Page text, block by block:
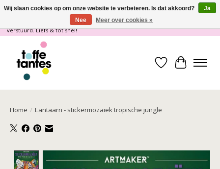
Wij gaan op vakantie! vanaf 4 juli t/m 21 juli worden er geen pakketjes
verstuurd. Liefs & tot snel!
Verlanglijst
Home / Lantaarn - stickermozaiek tropische jungle
Product image slideshow Items
Wij slaan cookies op om onze website te verbeteren. Is dat akkoord?
Ja
Nee
Meer over cookies »